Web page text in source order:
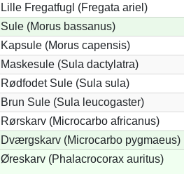
Lille Fregatfugl (Fregata ariel)
Sule (Morus bassanus)
Kapsule (Morus capensis)
Maskesule (Sula dactylatra)
Rødfodet Sule (Sula sula)
Brun Sule (Sula leucogaster)
Rørskarv (Microcarbo africanus)
Dværgskarv (Microcarbo pygmaeus)
Øreskarv (Phalacrocorax auritus)